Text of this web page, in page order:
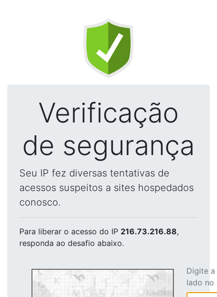
Verificação
de segurança
Seu IP fez diversas tentativas de
acessos suspeitos a sites hospedados
conosco.
Para liberar o acesso do IP 216.73.216.88,
responda ao desafio abaixo.
Digite
lado no